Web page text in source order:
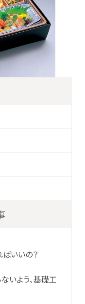
いいの？
いよう、基礎工